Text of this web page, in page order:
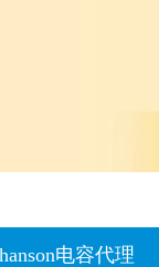
电容代理